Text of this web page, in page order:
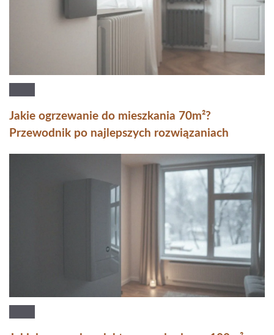
Jakie ogrzewanie do mieszkania 70m²?
Przewodnik po najlepszych rozwiązaniach